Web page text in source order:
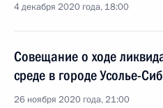
4 декабря 2020 года, 18:00
Совещание о ходе
среде в городе Усолье-
26 ноября 2020 года, 21:00